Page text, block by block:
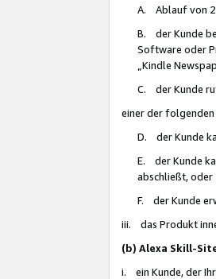
A. Ablauf von
B. der Kunde
Software oder
„Kindle
C. der Kunde
einer der
D. der Kunde
E. der Kunde
abschließt, oder
F. der Kunde
iii. das Produkt
(b) Alexa Skill-
i. ein Kunde, der